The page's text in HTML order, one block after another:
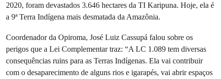
2020, foram devastados 3.646 hectares da TI Karipuna. Hoje, ela é
a 9ª Terra Indígena mais desmatada da Amazônia.
Coordenador da Opiroma, José Luiz Cassupá falou sobre os
perigos que a Lei Complementar traz: “A LC 1.089 tem diversas
consequências ruins para as Terras Indígenas. Ela vai contribuir
com o desaparecimento de alguns rios e igarapés, vai abrir espaços